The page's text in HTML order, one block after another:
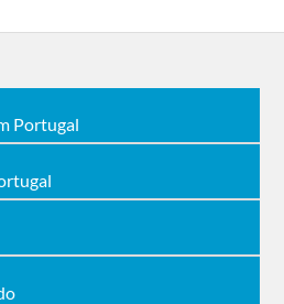
Portugal